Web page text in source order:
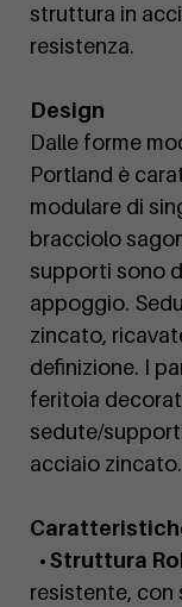
struttura in
resistenza.
Design
Dalle forme
Portland è
modulare di
bracciolo
supporti sono
appoggio.
zincato,
definizione. I
feritoia
sedute/
acciaio zincato.
• Struttura
resistente, con